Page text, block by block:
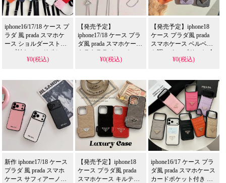
iphone16/17/18 ケース プ
ラダ 風 prada スマホケ
ース ショルダーストラ
ップ付き カードポケッ
ト & ミニポーチ サフィ
ルチカラー トレンド レ
ディース 高品質 アイフ
ォン16 pro/16pro max/16
plus/17pro 携帯ケース 全
機種対応 1 個買うと 1
個無料
¥0(税込)
【発売予定】
iphone17/18 ケース プラ
ダ風 prada スマホケース
キラキララインストー
ン チェーンショルダー
ント レディース トレン
ド 高品質 アイフォン
16/16 pro/16pro max/16
plus/17/17pro 携帯ケース
全機種対応
¥0(税込)
【発売予定】iphone18
ケース プラダ風 prada
スマホケース ベルベッ
ト調 スタッズドット 全
6 色 ソフトタッチ 耐衝
高品質 アイフォン
16/16pro/16pro max/16
plus 携帯ケース 全機種
対応
¥0(税込)
新作 iphone17/18 ケース
プラダ 風 prada スマホ
ケース サフィアーノ調
【発売予定】iphone18
ケース プラダ風 prada
スマホケース キルティ
iphone16/17 ケース プラ
ダ風 prada スマホケース
カードポケット付き サ